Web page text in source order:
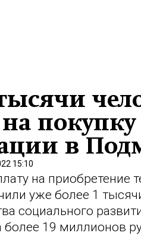
покупку
в
15:10
на приобретение
уже более 1
социального
19 миллионов